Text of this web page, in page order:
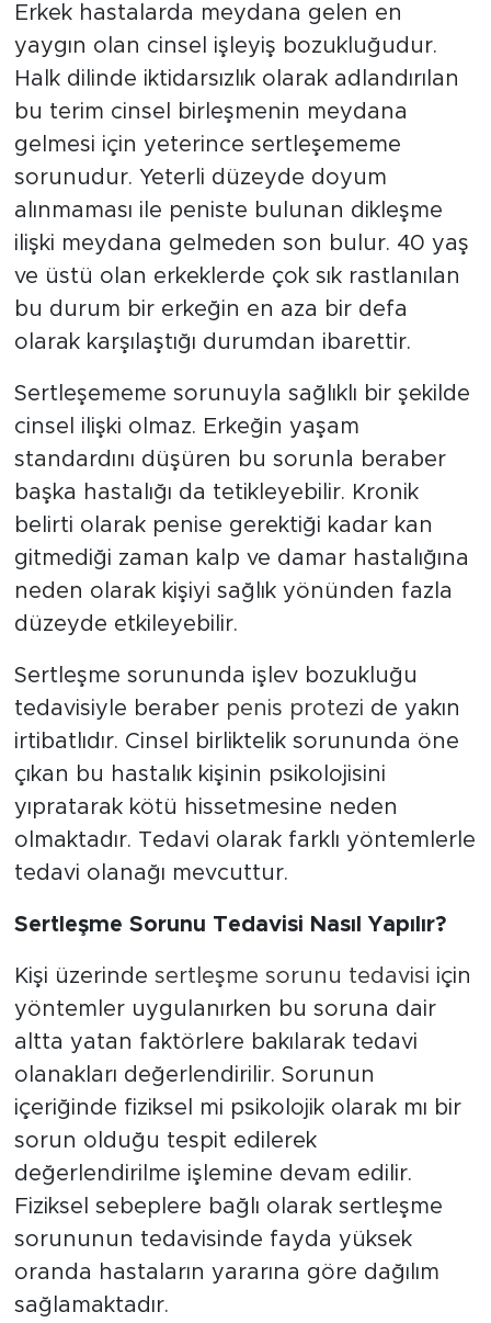
Erkek hastalarda meydana gelen en
yaygın olan cinsel işleyiş bozukluğudur.
Halk dilinde iktidarsızlık olarak adlandırılan
bu terim cinsel birleşmenin meydana
gelmesi için yeterince sertleşememe
sorunudur. Yeterli düzeyde doyum
alınmaması ile peniste bulunan dikleşme
ilişki meydana gelmeden son bulur. 40 yaş
ve üstü olan erkeklerde çok sık rastlanılan
bu durum bir erkeğin en aza bir defa
olarak karşılaştığı durumdan ibarettir.
Sertleşememe sorunuyla sağlıklı bir şekilde
cinsel ilişki olmaz. Erkeğin yaşam
standardını düşüren bu sorunla beraber
başka hastalığı da tetikleyebilir. Kronik
belirti olarak penise gerektiği kadar kan
gitmediği zaman kalp ve damar hastalığına
neden olarak kişiyi sağlık yönünden fazla
düzeyde etkileyebilir.
Sertleşme sorununda işlev bozukluğu
tedavisiyle beraber penis protezi de yakın
irtibatlıdır. Cinsel birliktelik sorununda öne
çıkan bu hastalık kişinin psikolojisini
yıpratarak kötü hissetmesine neden
olmaktadır. Tedavi olarak farklı yöntemlerle
tedavi olanağı mevcuttur.
Sertleşme Sorunu Tedavisi Nasıl Yapılır?
Kişi üzerinde sertleşme sorunu tedavisi için
yöntemler uygulanırken bu soruna dair
altta yatan faktörlere bakılarak tedavi
olanakları değerlendirilir. Sorunun
içeriğinde fiziksel mi psikolojik olarak mı bir
sorun olduğu tespit edilerek
değerlendirilme işlemine devam edilir.
Fiziksel sebeplere bağlı olarak sertleşme
sorununun tedavisinde fayda yüksek
oranda hastaların yararına göre dağılım
sağlamaktadır.